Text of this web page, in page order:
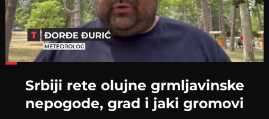
Srbiji rete olujne grmljavinske
nepogode, grad i jaki gromovi